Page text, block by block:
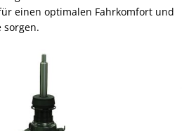
einen optimalen Fahrkomfort und
sorgen.